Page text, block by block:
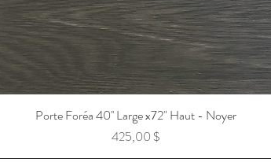
Porte Foréa 40'' Large x72" Haut - Noyer
Prix
425,00 $